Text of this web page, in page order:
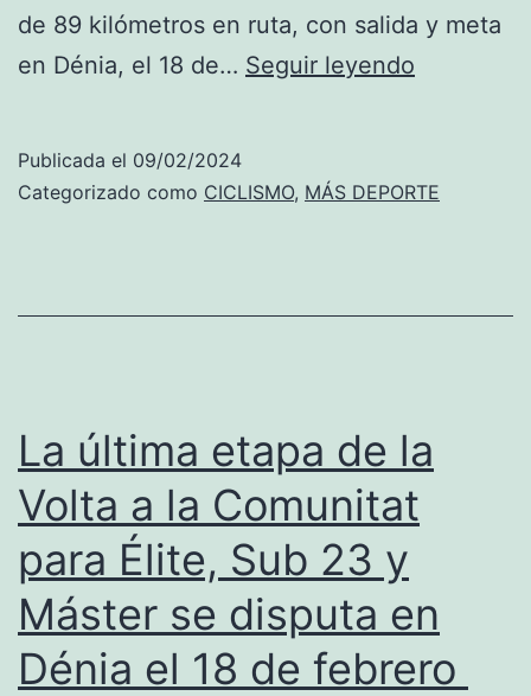
de 89 kilómetros en ruta, con salida y meta
en Dénia, el 18 de… Seguir leyendo
efectivos
sin
la
la
VCV
Publicada el 09/02/2024
Categorizado como CICLISMO, MÁS DEPORTE
La última etapa de la
Volta a la Comunitat
para Élite, Sub 23 y
Máster se disputa en
Dénia el 18 de febrero